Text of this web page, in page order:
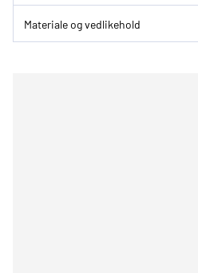
Materiale og vedlikehold